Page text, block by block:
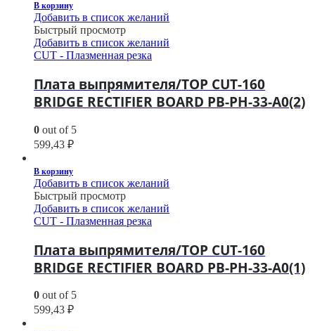
В корзину
Добавить в список желаний
Быстрый просмотр
Добавить в список желаний
CUT - Плазменная резка
Плата выпрямителя/TOP CUT-160
BRIDGE RECTIFIER BOARD PB-PH-33-A0(2)
0 out of 5
599,43 ₽
В корзину
Добавить в список желаний
Быстрый просмотр
Добавить в список желаний
CUT - Плазменная резка
Плата выпрямителя/TOP CUT-160
BRIDGE RECTIFIER BOARD PB-PH-33-A0(1)
0 out of 5
599,43 ₽